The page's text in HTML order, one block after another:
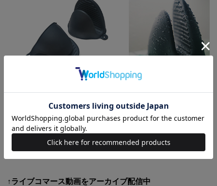
↑『smart』の好評連載が動画に！
横川尚隆
クリックで再生スタート！
↑ライブコマース動画をアーカイブ配信中